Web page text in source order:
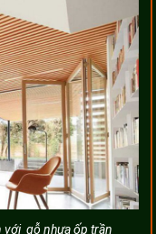
với gỗ nhựa ốp trần